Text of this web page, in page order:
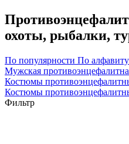
охоты, рыбалки,
По популярности По алфавиту
Мужская
Костюмы
Костюмы
Фильтр